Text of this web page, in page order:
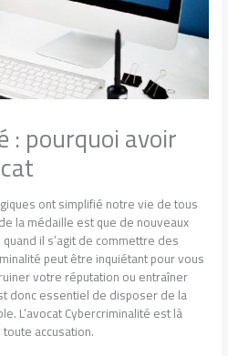
: pourquoi avoir
ont simplifié notre vie de tous
la médaille est que de nouveaux
il s’agit de commettre des
peut être inquiétant pour vous
votre réputation ou entraîner
donc essentiel de disposer de la
L’avocat Cybercriminalité est là
accusation.